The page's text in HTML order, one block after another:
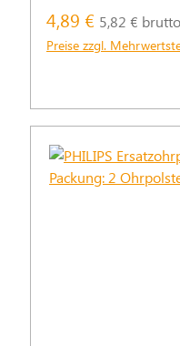
4,89 € 5,82 € brutto
Preise zzgl.